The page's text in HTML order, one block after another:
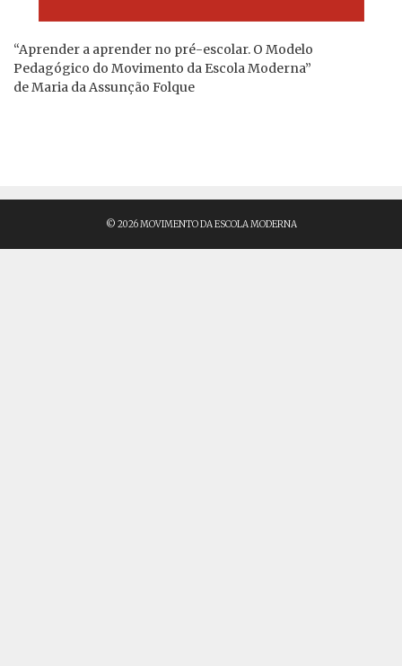
“Aprender a aprender no pré-escolar. O Modelo
Pedagógico do Movimento da Escola Moderna”
de Maria da Assunção Folque
© 2026 MOVIMENTO DA ESCOLA MODERNA